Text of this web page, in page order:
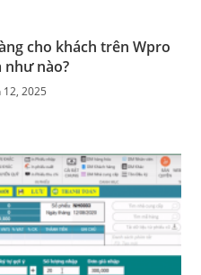
cho khách trên Wpro
như nào?
12, 2025